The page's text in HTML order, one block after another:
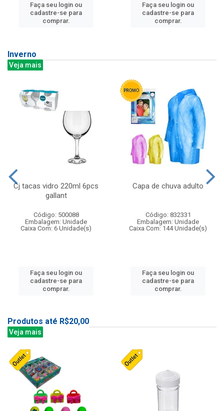
Faça seu login ou
cadastre-se para
comprar.
Faça seu login ou
cadastre-se para
comprar.
Inverno
Veja mais
Cj tacas vidro 220ml 6pcs
gallant
Código: 500088
Embalagem: Unidade
Caixa Com: 6 Unidade(s)
Faça seu login ou
cadastre-se para
comprar.
Capa de chuva adulto
Código: 832331
Embalagem: Unidade
Caixa Com: 144 Unidade(s)
Faça seu login ou
cadastre-se para
comprar.
Produtos até R$20,00
Veja mais